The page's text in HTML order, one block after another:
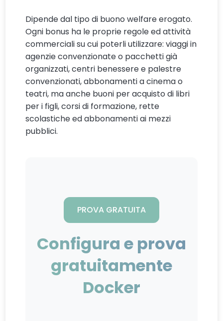
Dipende dal tipo di buono welfare erogato.
Ogni bonus ha le proprie regole ed attività
commerciali su cui poterli utilizzare: viaggi in
agenzie convenzionate o pacchetti già
organizzati, centri benessere e palestre
convenzionati, abbonamenti a cinema o
teatri, ma anche buoni per acquisto di libri
per i figli, corsi di formazione, rette
scolastiche ed abbonamenti ai mezzi
pubblici.
PROVA GRATUITA
Configura e prova
gratuitamente
Docker